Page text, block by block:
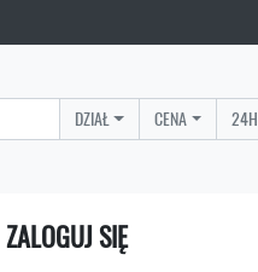
DZIAŁ CENA
ZALOGUJ SIĘ